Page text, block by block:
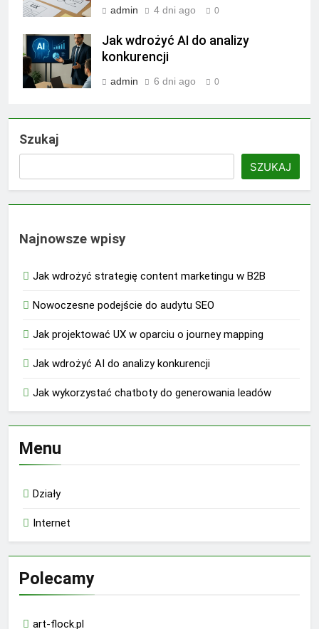
admin 4 dni ago 0
Jak wdrożyć AI do analizy
konkurencji
admin 6 dni ago 0
Szukaj
SZUKAJ
Najnowsze wpisy
Jak wdrożyć strategię content marketingu w B2B
Nowoczesne podejście do audytu SEO
Jak projektować UX w oparciu o journey mapping
Jak wdrożyć AI do analizy konkurencji
Jak wykorzystać chatboty do generowania leadów
Menu
Działy
Internet
Polecamy
art-flock.pl